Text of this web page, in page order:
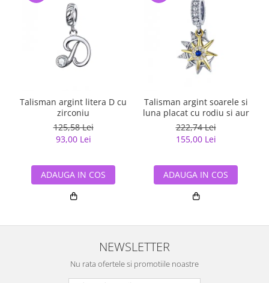
Talisman argint litera D cu
zirconiu
125,58 Lei
93,00 Lei
ADAUGA IN COS
Talisman argint soarele si
luna placat cu rodiu si aur
222,74 Lei
155,00 Lei
ADAUGA IN COS
NEWSLETTER
Nu rata ofertele si promotiile noastre